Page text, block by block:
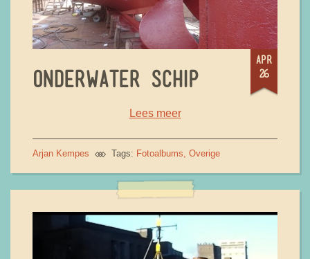
apr
26
ONDERWATER SCHIP
Lees meer
Arjan Kempes Tags: Fotoalbums Overige